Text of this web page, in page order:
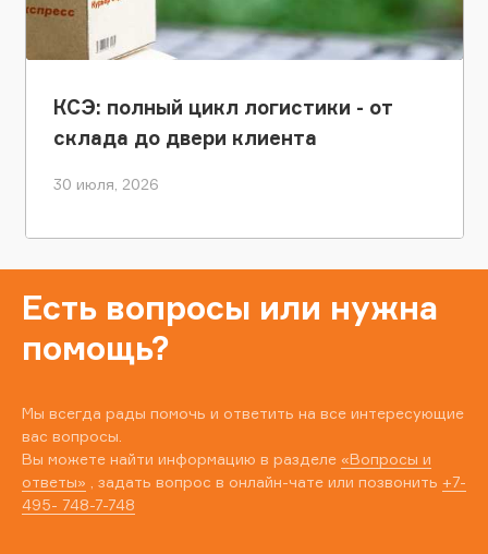
КСЭ: полный цикл логистики - от
склада до двери клиента
30 июля, 2026
Есть вопросы или нужна
помощь?
Мы всегда рады помочь и ответить на все интересующие
вас вопросы.
Вы можете найти информацию в разделе «Вопросы и
ответы» , задать вопрос в онлайн-чате или позвонить +7-
495- 748-7-748